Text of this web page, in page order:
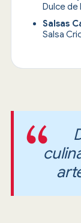
Dulce de
Salsas
Salsa